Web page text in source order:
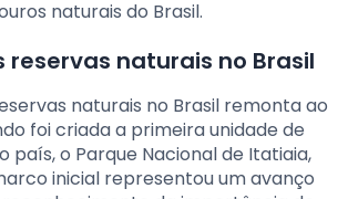
naturais do Brasil.
reservas naturais no Brasil
naturais no Brasil remonta ao
foi criada a primeira unidade de
país, o Parque Nacional de Itatiaia,
inicial representou um avanço